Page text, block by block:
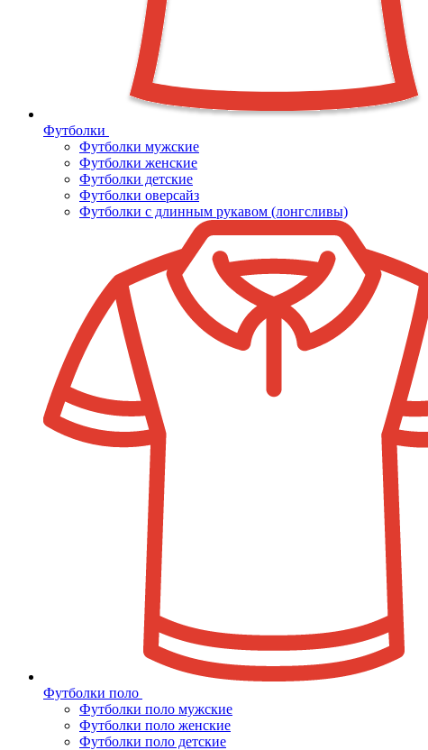
Футболки
Футболки мужские
Футболки женские
Футболки детские
Футболки оверсайз
Футболки с длинным рукавом (лонгсливы)
Футболки поло
Футболки поло мужские
Футболки поло женские
Футболки поло детские